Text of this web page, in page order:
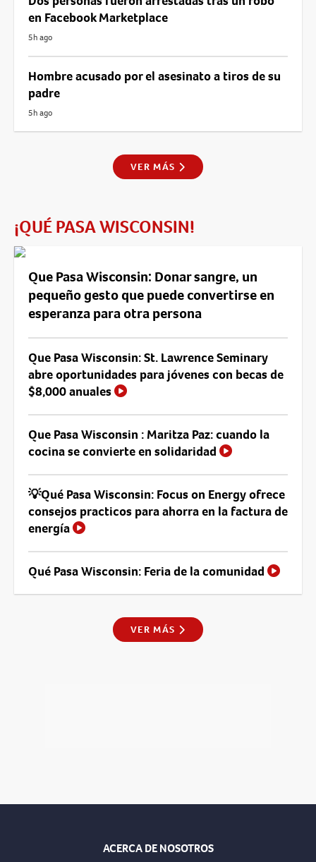
en Facebook Marketplace
5h ago
Hombre acusado por el asesinato a tiros de su
padre
5h ago
VER MÁS
¡QUÉ PASA WISCONSIN!
Que Pasa Wisconsin: Donar sangre, un
pequeño gesto que puede convertirse en
esperanza para otra persona
Que Pasa Wisconsin: St. Lawrence Seminary
abre oportunidades para jóvenes con becas de
$8,000 anuales
Que Pasa Wisconsin : Maritza Paz: cuando la
cocina se convierte en solidaridad
💡Qué Pasa Wisconsin: Focus on Energy ofrece
consejos practicos para ahorra en la factura de
energía
Qué Pasa Wisconsin: Feria de la comunidad
VER MÁS
ACERCA DE NOSOTROS